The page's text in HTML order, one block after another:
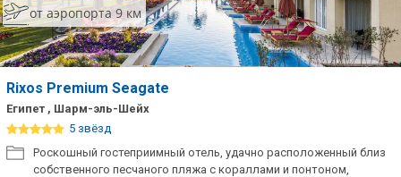
от аэропорта 9 км
Rixos Premium Seagate
Египет , Шарм-эль-Шейх
5 звёзд
Роскошный гостеприимный отель, удачно расположенный близ
собственного песчаного пляжа с кораллами и понтоном,